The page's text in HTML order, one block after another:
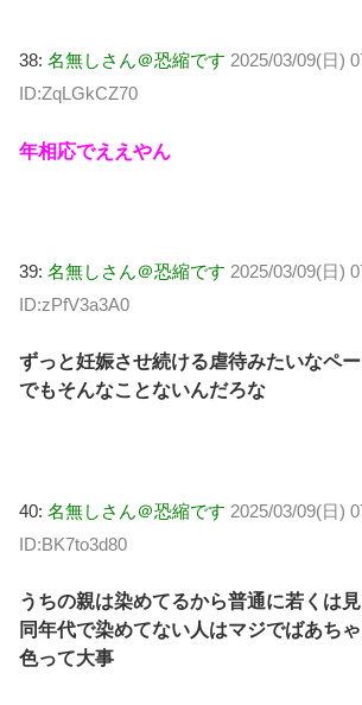
38: 名無しさん＠恐縮です 2025/03/09(日)
ID:ZqLGkCZ70
年相応でええやん
39: 名無しさん＠恐縮です 2025/03/09(日)
ID:zPfV3a3A0
ずっと妊娠させ続ける虐待みたいなペ
でもそんなことないんだろな
40: 名無しさん＠恐縮です 2025/03/09(日)
ID:BK7to3d80
うちの親は染めてるから普通に若くは
同年代で染めてない人はマジでばあち
色って大事